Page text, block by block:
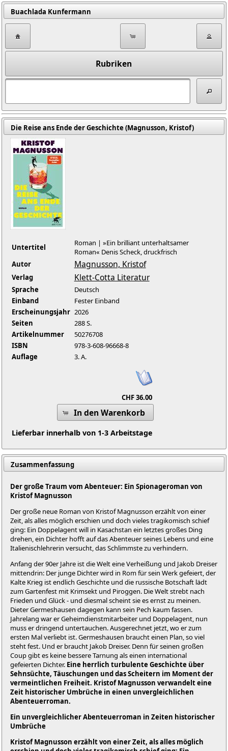
Buachlada Kunfermann
Rubriken
Die Reise ans Ende der Geschichte (Magnusson, Kristof)
Untertitel
Roman | »Ein brilliant unterhaltsamer
Roman« Denis Scheck, druckfrisch
Autor
Magnusson, Kristof
Verlag Klett-Cotta Literatur
Sprache
Deutsch
Einband
Fester Einband
Erscheinungsjahr 2026
Seiten
288 S.
Artikelnummer
50276708
ISBN
978-3-608-96668-8
Auflage
3. A.
CHF 36.00
In den Warenkorb
Lieferbar innerhalb von 1-3 Arbeitstage
Zusammenfassung
Der große Traum vom Abenteuer: Ein Spionageroman von
Kristof Magnusson
Der große neue Roman von Kristof Magnusson erzählt von einer
Zeit, als alles möglich erschien und doch vieles tragikomisch schief
ging: Ein Doppelagent will in Kasachstan ein letztes großes Ding
drehen, ein Dichter hofft auf das Abenteuer seines Lebens und eine
Italienischlehrerin versucht, das Schlimmste zu verhindern.
Anfang der 90er Jahre ist die Welt eine Verheißung und Jakob Dreiser
mittendrin: Der junge Dichter wird in Rom für sein Werk gefeiert, der
Kalte Krieg ist endlich Geschichte und die russische Botschaft lädt
zum Gartenfest mit Krimsekt und Piroggen. Die Welt strebt nach
Frieden und Glück - und diesmal scheint sie es ernst zu meinen.
Dieter Germeshausen dagegen kann sein Pech kaum fassen.
Jahrelang war er Geheimdienstmitarbeiter und Doppelagent, nun
muss er dringend untertauchen. Ausgerechnet jetzt, wo er zum
ersten Mal verliebt ist. Germeshausen braucht einen Plan, so viel
steht fest. Und er braucht Jakob Dreiser. Denn für seinen großen
Coup gibt es keine bessere Tarnung als einen international
gefeierten Dichter. Eine herrlich turbulente Geschichte über
Sehnsüchte, Täuschungen und das Scheitern im Moment der
vermeintlichen Freiheit. Kristof Magnusson verwandelt eine
Zeit historischer Umbrüche in einen unvergleichlichen
Abenteuerroman.
Ein unvergleichlicher Abenteuerroman in Zeiten historischer
Umbrüche
Kristof Magnusson erzählt von einer Zeit, als alles möglich